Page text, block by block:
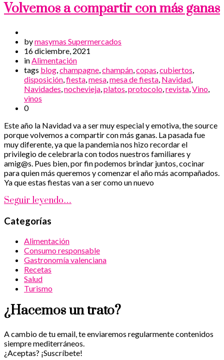
Volvemos a compartir con más ganas
bymasymas Supermercados
16 diciembre, 2021
inAlimentación
tags blog,champagne,champán,copas,cubiertos,
disposición,fiesta,mesa,mesa de fiesta, Navidad,
Navidades,nochevieja,platos,protocolo,revista,Vino,
vinos
0
Este año la Navidad va a ser muy especial y emotiva, the source
porque volvemos a compartir con más ganas. La pasada fue
muy diferente, ya que la pandemia nos hizo recordar el
privilegio de celebrarla con todos nuestros familiares y
amig@s. Pues bien, por fin podemos brindar juntos, cocinar
para quien más queremos y comenzar el año más acompañados.
Ya que estas fiestas van a ser como un nuevo
Seguir leyendo…
Categorías
Alimentación
Consumo responsable
Gastronomía valenciana
Recetas
Salud
Turismo
¿Hacemos un trato?
A cambio de tu email, te enviaremos regularmente contenidos
siempre mediterráneos.
¿Aceptas? ¡Suscríbete!